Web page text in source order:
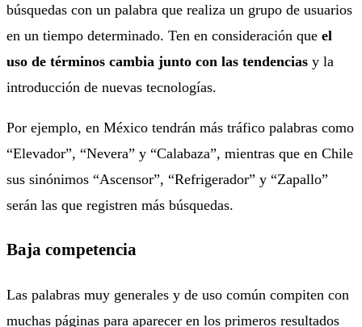
búsquedas con un palabra que realiza un grupo de usuarios
en un tiempo determinado. Ten en consideración que el
uso de términos cambia junto con las tendencias y la
introducción de nuevas tecnologías.
Por ejemplo, en México tendrán más tráfico palabras como
“Elevador”, “Nevera” y “Calabaza”, mientras que en Chile
sus sinónimos “Ascensor”, “Refrigerador” y “Zapallo”
serán las que registren más búsquedas.
Baja competencia
Las palabras muy generales y de uso común compiten con
muchas páginas para aparecer en los primeros resultados